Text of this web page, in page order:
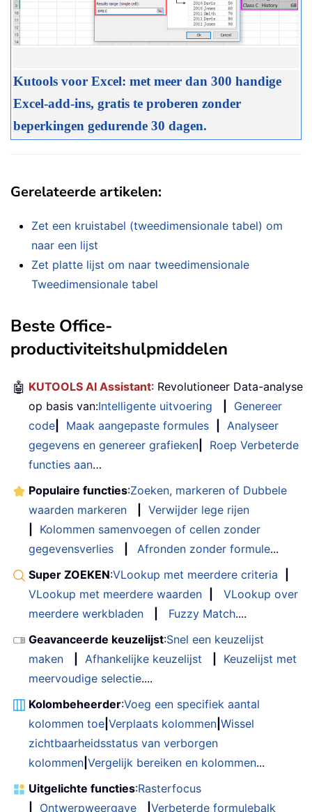
Kutools voor Excel: met meer dan 300 handige
Excel-add-ins, gratis te proberen zonder
beperkingen gedurende 30 dagen.
Gerelateerde artikelen:
Zet een kruistabel (tweedimensionale tabel) om
naar een lijst
Zet platte lijst om naar tweedimensionale
Tweedimensionale tabel
Beste Office-
productiviteitshulpmiddelen
🤖 KUTOOLS AI Assistant: Revolutioneer Data-analyse
op basis van:Intelligente uitvoering
Genereer
code
Maak aangepaste formules
Analyseer
gegevens en genereer grafieken
Roep Verbeterde
functies aan…
Populaire functies:Zoeken, markeren of Dubbele
waarden markeren
Verwijder lege rijen
Kolommen samenvoegen of cellen zonder
gegevensverlies
Afronden zonder formule...
Super ZOEKEN:VLookup met meerdere criteria
VLookup met meerdere waarden
VLookup over
meerdere werkbladen
Fuzzy Match....
Geavanceerde keuzelijst:Snel een keuzelijst
maken
Afhankelijke keuzelijst
Keuzelijst met
meervoudige selectie....
Kolombeheerder:Voeg een specifiek aantal
kolommen toe Verplaats kolommen Wissel
zichtbaarheidsstatus van verborgen
kolommen Vergelijk bereiken en kolommen...
Uitgelichte functies:Rasterfocus
Ontwerpweergave Verbeterde formulebalk